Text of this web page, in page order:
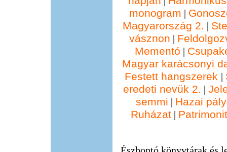
monogram |
Magyarország 2. |
vásznon |
Mementó |
Magyar karácsonyi
Festett hangszerek |
eredeti nevük 2. |
semmi | Hazai
Ruházat |